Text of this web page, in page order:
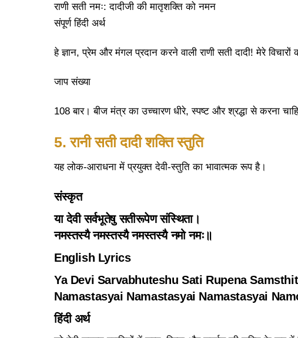
राणी सती नमः: दादीजी की मातृशक्ति को नमन
संपूर्ण हिंदी अर्थ
हे ज्ञान, प्रेम और मंगल प्रदान करने वाली राणी सती दादी! मेरे
जाप संख्या
108 बार। बीज मंत्र का उच्चारण धीरे, स्पष्ट और श्रद्धा से करना
5. रानी सती दादी शक्ति स्तुति
यह लोक-आराधना में प्रयुक्त देवी-स्तुति का भावात्मक रूप है।
संस्कृत
या देवी सर्वभूतेषु सतीरूपेण संस्थिता।
नमस्तस्यै नमस्तस्यै नमस्तस्यै नमो नमः॥
English Lyrics
Ya Devi Sarvabhuteshu Sati Rupena
Namastasyai Namastasyai Namastasyai
हिंदी अर्थ